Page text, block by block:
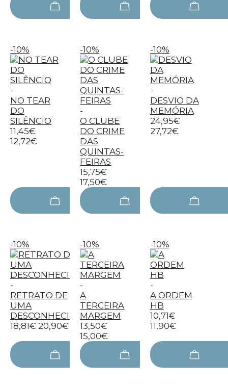
-10%
-
NO TEAR
DO
SILÊNCIO
11,45€
12,72€
-10%
-
O CLUBE
DO CRIME
DAS
QUINTAS-
FEIRAS
15,75€
17,50€
-10%
-
DESVIO DA
MEMÓRIA
24,95€
27,72€
-10%
-
RETRATO DE
UMA
DESCONHECIDA
18,81€ 20,90€
-10%
-
A
TERCEIRA
MARGEM
13,50€
15,00€
-10%
-
A ORDEM
HB
10,71€
11,90€